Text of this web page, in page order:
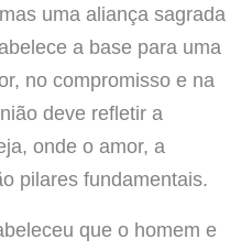
uma aliança sagrada
a base para uma
no compromisso e na
deve refletir a
onde o amor, a
pilares fundamentais.
que o homem e